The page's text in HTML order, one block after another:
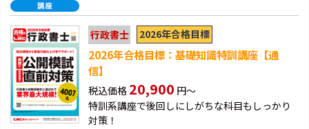
行政書士 2026年合格目標
2026年合格目標：基礎知識特訓講座【通
信】
税込価格 20,900 円～
特訓系講座で後回しにしがちな科目もしっかり
対策！